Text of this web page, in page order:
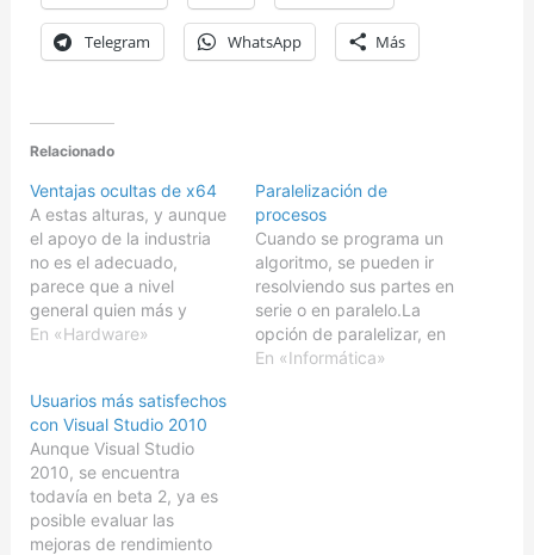
Telegram WhatsApp Más
Relacionado
Ventajas ocultas de x64
A estas alturas, y aunque
el apoyo de la industria
no es el adecuado,
parece que a nivel
general quien más y
quien menos es
arquitectura x86-64
sobre la x86. A saber,
soporte de instrucciones
generales de 8 bytes, y
la posibilidad de…
En «Hardware»
Paralelización de
procesos
Cuando se programa un
algoritmo, se pueden ir
resolviendo sus partes en
serie o en paralelo.La
opción de paralelizar, en
efecto aumenta el
En «Informática»
Usuarios más satisfechos
con Visual Studio 2010
Aunque Visual Studio
2010, se encuentra
todavía en beta 2, ya es
posible evaluar las
mejoras de rendimiento